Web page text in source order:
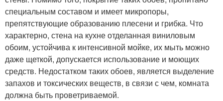
специальным составом и имеет микропоры,
препятствующие образованию плесени и грибка. Что
характерно, стена на кухне отделанная виниловым
обоим, устойчива к интенсивной мойке, их мыть можно
даже щеткой, допускается использование и моющих
средств. Недостатком таких обоев, является выделение
запахов и токсических веществ, в связи с чем, комната
должна быть проветриваемой.